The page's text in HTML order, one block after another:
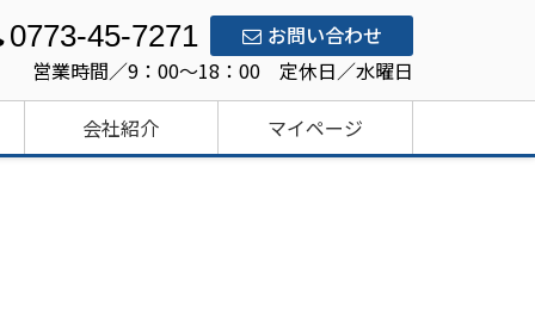
0773-45-7271
お問い合わせ
営業時間／9：00～18：00 定休日／水曜日
会社紹介
マイページ